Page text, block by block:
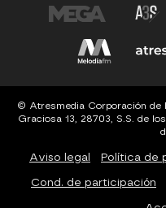
© Atresmedia Corporación de
Graciosa 13, 28703, S.S. de
Aviso legal Política de
Cond. de participación